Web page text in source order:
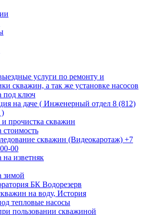
услуги по ремонту и
скважин, а так же установке насосов
под ключ
на даче ( Инженерный отдел 8 (812)
)
прочистка скважин
скважин (Видеокаротаж) +7
00
изветняк
зимой
БК Водорезерв
на воду, История
тепловые насосы
пользовании скважиной